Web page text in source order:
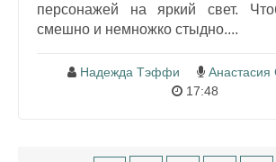
персонажей на яркий свет.
смешно и немножко стыдно....
Надежда Тэффи
Анастасия
17:48